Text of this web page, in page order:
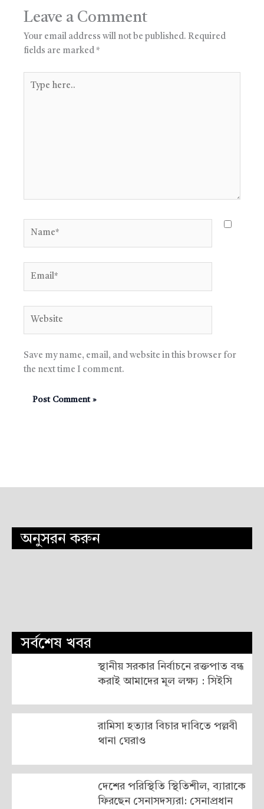
Leave a Comment
Your email address will not be published. Required
fields are marked *
here..
Save my name, email, and website in this browser for
the next time I comment.
অনুসরন করুন
সর্বশেষ খবর
স্থানীয় সরকার নির্বাচনে রক্তপাত বন্ধ
করাই আমাদের মূল লক্ষ্য : সিইসি
রামিসা হত্যার বিচার দাবিতে পল্লবী
থানা ঘেরাও
দেশের পরিস্থিতি স্থিতিশীল, ব্যারাকে
ফিরছেন সেনাসদস্যরা: সেনাপ্রধান